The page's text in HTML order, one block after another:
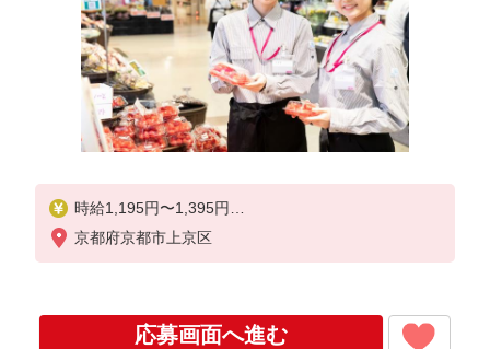
時給1,195円〜1,395円
※時間帯・曜日により異なる
★日・祝は時給100円UP！
京都府京都市上京区
応募画面へ進む